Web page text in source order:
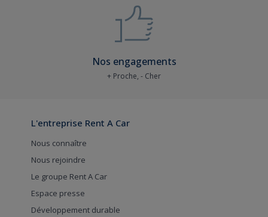
Nos engagements
+ Proche, - Cher
L'entreprise Rent A Car
Nous connaître
Nous rejoindre
Le groupe Rent A Car
Espace presse
Développement durable